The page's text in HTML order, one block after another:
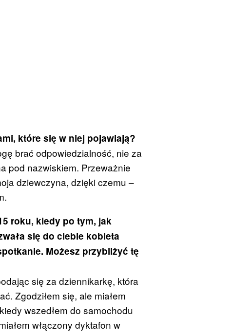
które się w niej pojawiają?
brać odpowiedzialność, nie za
pod nazwiskiem. Przeważnie
dziewczyna, dzięki czemu –
roku, kiedy po tym, jak
się do ciebie kobieta
Możesz przybliżyć tę
się za dziennikarkę, która
Zgodziłem się, ale miałem
wszedłem do samochodu
włączony dyktafon w